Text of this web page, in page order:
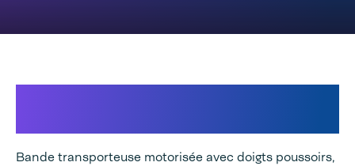
Bande transporteuse motorisée avec doigts poussoirs,